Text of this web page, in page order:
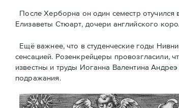
После Херборна он один семестр отучился
Елизаветы Стюарт, дочери английского
Ещё важнее, что в студенческие годы
сенсацией. Розенкрейцеры провозглаcили,
известны и труды Иоганна Валентина
подражания.